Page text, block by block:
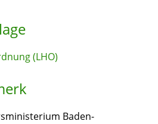
(LHO)
Baden-